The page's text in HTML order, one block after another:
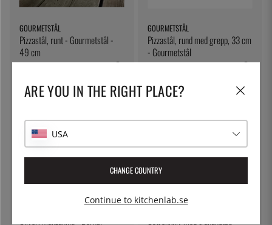
GOURMETSTÅL
Pizzastål, runt - Gourmetstål -
49 cm
GOURMETSTÅL
Pizzastål, rund med grepp, 33 cm
- Gourmetstål
ARE YOU IN THE RIGHT PLACE?
USA
CHANGE COUNTRY
Continue to kitchenlab.se